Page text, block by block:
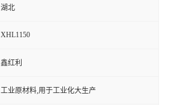
湖北
XHL1150
鑫红利
工业原材料,用于工业化大生产